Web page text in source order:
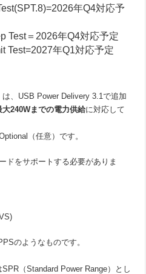
年Q4対応予
Test＝2026年Q4対応予定
年Q1対応予定
、USB Power Delivery 3.1で追加
240Wまでの電力供給に対応して
（任意）です。
ドをサポートする必要がありま
のようなものです。
（Standard Power Range）とし